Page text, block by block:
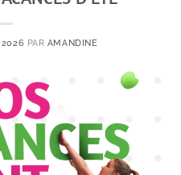
2026 PAR AMANDINE